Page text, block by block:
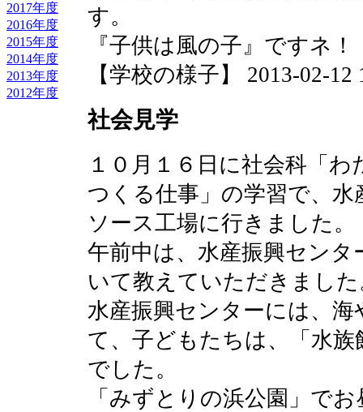
2017年度
2016年度
2015年度
2014年度
2013年度
2012年度
す。
『子供は風の子』ですネ！
【学校の様子】 2013-02-12
社会見学
１０月１６日に社会科「
つくる仕事」の学習で、
ソース工場に行きました。
午前中は、水産振興セン
いて教えていただきました
水産振興センターには、
て、子どもたちは、「水
でした。
「みずとりの浜公園」で